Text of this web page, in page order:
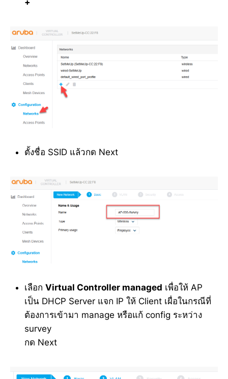
ตั้งชื่อ SSID แล้วกด Next
เลือก Virtual Controller managed เพื่อให้ AP
เป็น DHCP Server แจก IP ให้ Client เผื่อในกรณีที่
ต้องการเข้ามา manage หรือแก้ config ระหว่าง
survey
กด Next